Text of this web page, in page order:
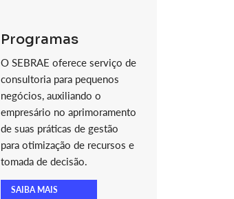
Programas
O SEBRAE oferece serviço de
consultoria para pequenos
negócios, auxiliando o
empresário no aprimoramento
de suas práticas de gestão
para otimização de recursos e
tomada de decisão.
SAIBA MAIS